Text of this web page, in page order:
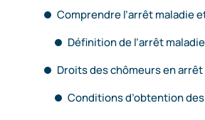
Comprendre l’arrêt maladie
Définition de l’arrêt maladie
Droits des chômeurs en
Conditions d’obtention